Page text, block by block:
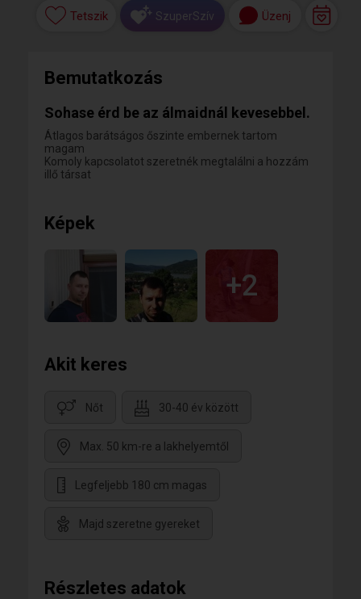
Tetszik SzuperSzív Üzenj
Bemutatkozás
Sohase érd be az álmaidnál kevesebbel.
Átlagos barátságos őszinte embernek tartom
magam
Komoly kapcsolatot szeretnék megtalálni a hozzám
illő társat
Képek
+2
Akit keres
Nőt 30-40 év között
Max. 50 km-re a lakhelyemtől
Legfeljebb 180 cm magas
Majd szeretne gyereket
Részletes adatok